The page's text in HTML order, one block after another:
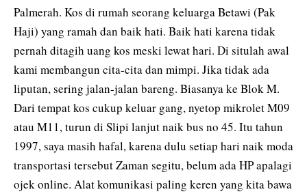
Palmerah. Kos di rumah seorang keluarga Betawi (Pak
Haji) yang ramah dan baik hati. Baik hati karena tidak
pernah ditagih uang kos meski lewat hari. Di situlah awal
kami membangun cita-cita dan mimpi. Jika tidak ada
liputan, sering jalan-jalan bareng. Biasanya ke Blok M.
Dari tempat kos cukup keluar gang, nyetop mikrolet M09
atau M11, turun di Slipi lanjut naik bus no 45. Itu tahun
1997, saya masih hafal, karena dulu setiap hari naik moda
transportasi tersebut Zaman segitu, belum ada HP apalagi
ojek online. Alat komunikasi paling keren yang kita bawa